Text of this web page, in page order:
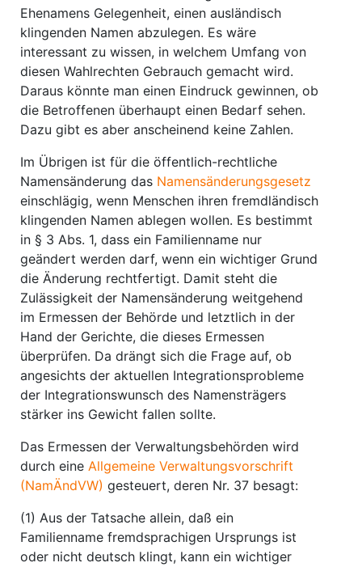
Ehenamens Gelegenheit, einen ausländisch
klingenden Namen abzulegen. Es wäre
interessant zu wissen, in welchem Umfang von
diesen Wahlrechten Gebrauch gemacht wird.
Daraus könnte man einen Eindruck gewinnen, ob
die Betroffenen überhaupt einen Bedarf sehen.
Dazu gibt es aber anscheinend keine Zahlen.
Im Übrigen ist für die öffentlich-rechtliche
Namensänderung das Namensänderungsgesetz
einschlägig, wenn Menschen ihren fremdländisch
klingenden Namen ablegen wollen. Es bestimmt
in § 3 Abs. 1, dass ein Familienname nur
geändert werden darf, wenn ein wichtiger Grund
die Änderung rechtfertigt. Damit steht die
Zulässigkeit der Namensänderung weitgehend
im Ermessen der Behörde und letztlich in der
Hand der Gerichte, die dieses Ermessen
überprüfen. Da drängt sich die Frage auf, ob
angesichts der aktuellen Integrationsprobleme
der Integrationswunsch des Namensträgers
stärker ins Gewicht fallen sollte.
Das Ermessen der Verwaltungsbehörden wird
durch eine Allgemeine Verwaltungsvorschrift
(NamÄndVW) gesteuert, deren Nr. 37 besagt:
(1) Aus der Tatsache allein, daß ein
Familienname fremdsprachigen Ursprungs ist
oder nicht deutsch klingt, kann ein wichtiger